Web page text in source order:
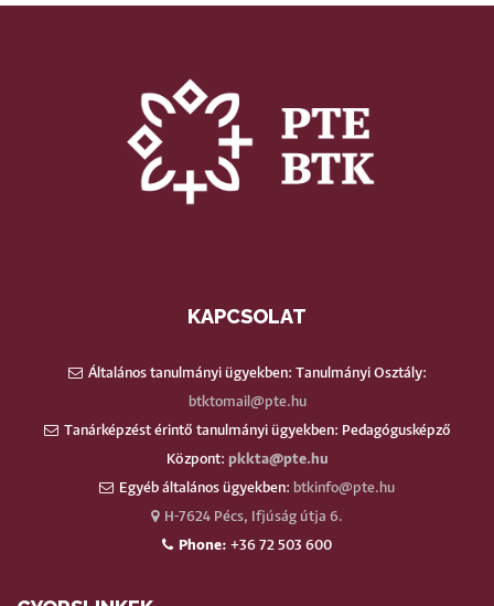
KAPCSOLAT
Általános tanulmányi ügyekben: Tanulmányi Osztály:
btktomail@pte.hu
Tanárképzést érintő tanulmányi ügyekben: Pedagógusképző
Központ: pkkta@pte.hu
Egyéb általános ügyekben: btkinfo@pte.hu
H-7624 Pécs, Ifjúság útja 6.
Phone: +36 72 503 600